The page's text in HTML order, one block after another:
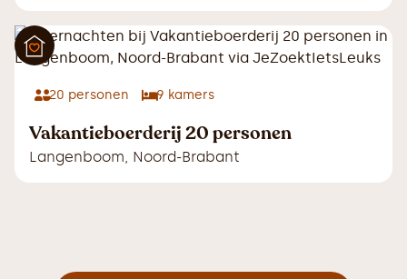
20 personen 9 kamers
Vakantieboerderij 20 personen
Langenboom, Noord-Brabant